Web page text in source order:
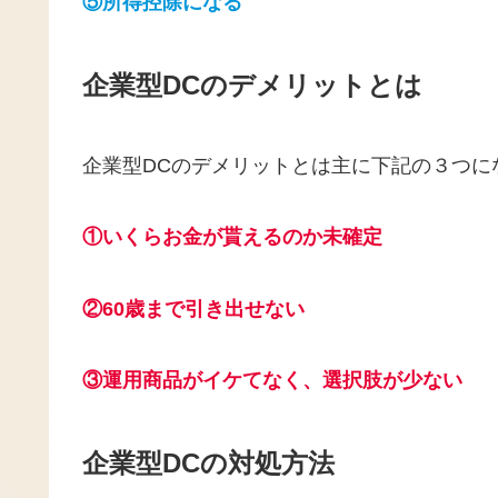
企業型DCのデメリットとは
企業型DCのデメリットとは主に下記の３つに
①いくらお金が貰えるのか未確定
②60歳まで引き出せない
③運用商品がイケてなく、選択肢が少ない
企業型DCの対処方法